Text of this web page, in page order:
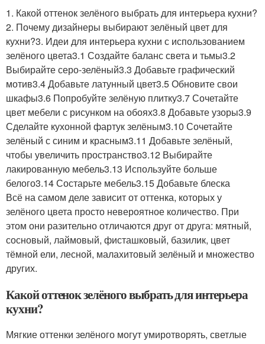
1. Какой оттенок зелёного выбрать для интерьера кухни?
2. Почему дизайнеры выбирают зелёный цвет для
кухни?3. Идеи для интерьера кухни с использованием
зелёного цвета3.1 Создайте баланс света и тьмы3.2
Выбирайте серо-зелёный3.3 Добавьте графический
мотив3.4 Добавьте латунный цвет3.5 Обновите свои
шкафы3.6 Попробуйте зелёную плитку3.7 Сочетайте
цвет мебели с рисунком на обоях3.8 Добавьте узоры3.9
Сделайте кухонной фартук зелёным3.10 Сочетайте
зелёный с синим и красным3.11 Добавьте зелёный,
чтобы увеличить пространство3.12 Выбирайте
лакированную мебель3.13 Используйте больше
белого3.14 Состарьте мебель3.15 Добавьте блеска
Всё на самом деле зависит от оттенка, которых у
зелёного цвета просто невероятное количество. При
этом они разительно отличаются друг от друга: мятный,
сосновый, лаймовый, фисташковый, базилик, цвет
тёмной ели, лесной, малахитовый зелёный и множество
других.
Какой оттенок зелёного выбрать для интерьера
кухни?
Мягкие оттенки зелёного могут умиротворять, светлые